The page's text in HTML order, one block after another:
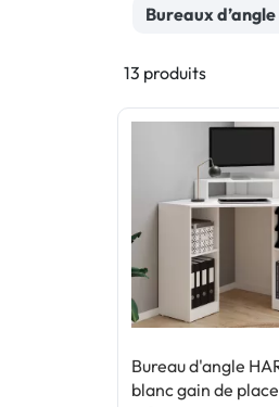
Bureaux
13 produits
Bureau d'angle
blanc gain de